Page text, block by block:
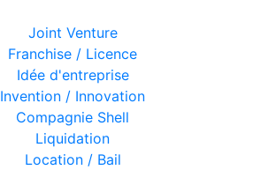
Joint Venture
Franchise / Licence
Idée d'entreprise
Invention / Innovation
Compagnie Shell
Liquidation
Location / Bail